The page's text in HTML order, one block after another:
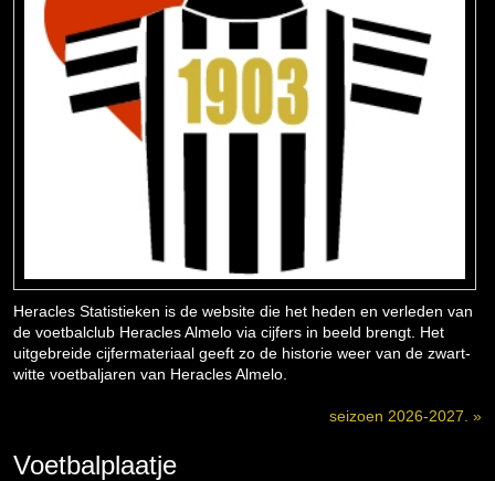
Heracles Statistieken is de website die het heden en verleden van
de voetbalclub Heracles Almelo via cijfers in beeld brengt. Het
uitgebreide cijfermateriaal geeft zo de historie weer van de zwart-
witte voetbaljaren van Heracles Almelo.
seizoen 2026-2027. »
Voetbalplaatje